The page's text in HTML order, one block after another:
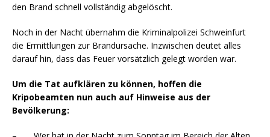
den Brand schnell vollständig abgelöscht.
Noch in der Nacht übernahm die Kriminalpolizei Schweinfurt
die Ermittlungen zur Brandursache. Inzwischen deutet alles
darauf hin, dass das Feuer vorsätzlich gelegt worden war.
Um die Tat aufklären zu können, hoffen die
Kripobeamten nun auch auf Hinweise aus der
Bevölkerung: